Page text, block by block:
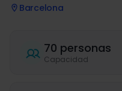
Barcelona
70 personas
Capacidad